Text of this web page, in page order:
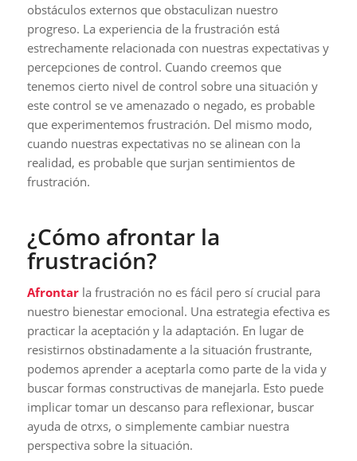
obstáculos externos que obstaculizan nuestro
progreso. La experiencia de la frustración está
estrechamente relacionada con nuestras expectativas y
percepciones de control. Cuando creemos que
tenemos cierto nivel de control sobre una situación y
este control se ve amenazado o negado, es probable
que experimentemos frustración. Del mismo modo,
cuando nuestras expectativas no se alinean con la
realidad, es probable que surjan sentimientos de
frustración.
¿Cómo afrontar la
frustración?
Afrontarla frustración no es fácil pero sí crucial para
nuestro bienestar emocional. Una estrategia efectiva es
practicar la aceptación y la adaptación. En lugar de
resistirnos obstinadamente a la situación frustrante,
podemos aprender a aceptarla como parte de la vida y
buscar formas constructivas de manejarla. Esto puede
implicar tomar un descanso para reflexionar, buscar
ayuda de otrxs, o simplemente cambiar nuestra
perspectiva sobre la situación.